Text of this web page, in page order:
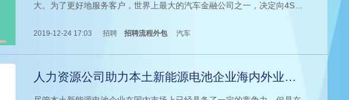
大。为了更好地服务客户，世界上最大的汽车金融公司之一，决定向4S店
是委托知名猎头公司协助完成人才招聘，经过和科锐项目经理的深入沟
2019-12-24 17:03 招聘 招聘流程外包 汽车
人力资源公司助力本土新能源电池企业海内外业务